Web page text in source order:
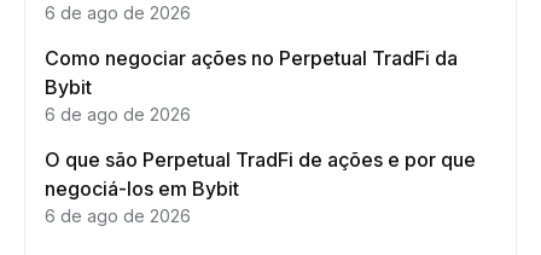
6 de ago de 2026
Como negociar ações no Perpetual TradFi da
Bybit
6 de ago de 2026
O que são Perpetual TradFi de ações e por que
negociá-los em Bybit
6 de ago de 2026